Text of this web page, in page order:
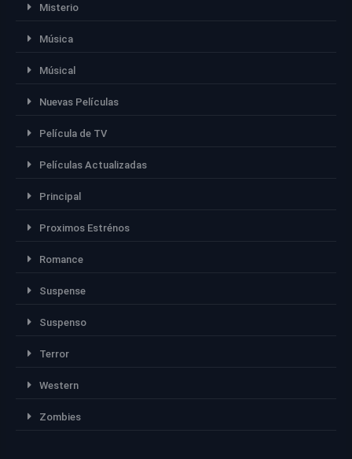
Misterio
Música
Músical
Nuevas Películas
Película de TV
Películas Actualizadas
Principal
Proximos Estrénos
Romance
Suspense
Suspenso
Terror
Western
Zombies